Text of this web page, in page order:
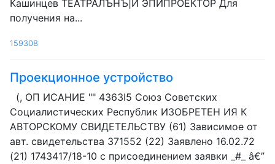
Кашинцев ТЕАТРАЛЪНЪ|Й ЭПИПРОЕКТОР Для
получения на...
159308
Проекционное устройство
(, ОП ИСАНИЕ "" 4363I5 Союз Советских
Социалистических Республик ИЗОБРЕТЕН ИЯ К
АВТОРСКОМУ СВИДЕТЕЛЬСТВУ (61) Зависимое от
авт. свидетельства 371552 (22) Заявлено 16.02.72
(21) 1743417/18-10 с присоединением заявки _#_ â€”